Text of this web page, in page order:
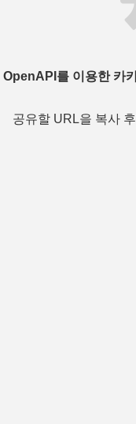
OpenAPI를 이용한 카
공유할 URL을 복사